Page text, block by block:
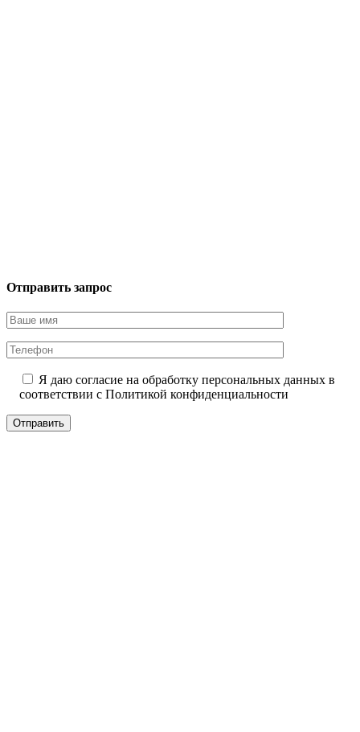
Отправить запрос
Я даю согласие на обработку персональных данных в
соответствии с Политикой конфиденциальности